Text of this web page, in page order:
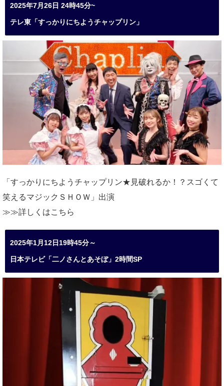
2025年7月26日 24時45分~
テレ東「すっかりにちようチャップリン」
「すっかりにちようチャップリン★見破れるか！？スゴくて
笑えるマジックＳＨＯＷ」出演
≫≫詳しくはこちら
2025年1月12日19時45分～
日本テレビ「二ノさんとあそぼ」2時間SP